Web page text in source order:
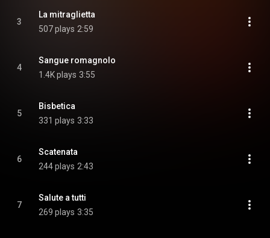
3
La mitraglietta
507 plays 2:59
4
Sangue romagnolo
1.4K plays 3:55
5
Bisbetica
331 plays 3:33
6
Scatenata
244 plays 2:43
7
Salute a tutti
269 plays 3:35